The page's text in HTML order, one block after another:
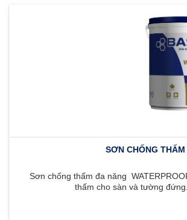
SƠN CHỐNG
Sơn chống thấm đa năng
thấm cho sàn và tường